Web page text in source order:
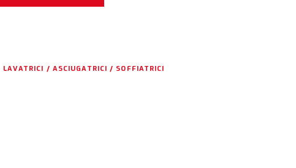
LAVATRICI / ASCIUGATRICI / SOFFIATRICI